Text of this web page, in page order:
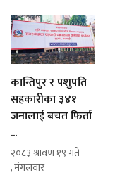
कान्तिपुर र पशुपति
सहकारीका ३४१
जनालाई बचत फिर्ता
...
२०८३ श्रावण १९ गते
, मंगलवार